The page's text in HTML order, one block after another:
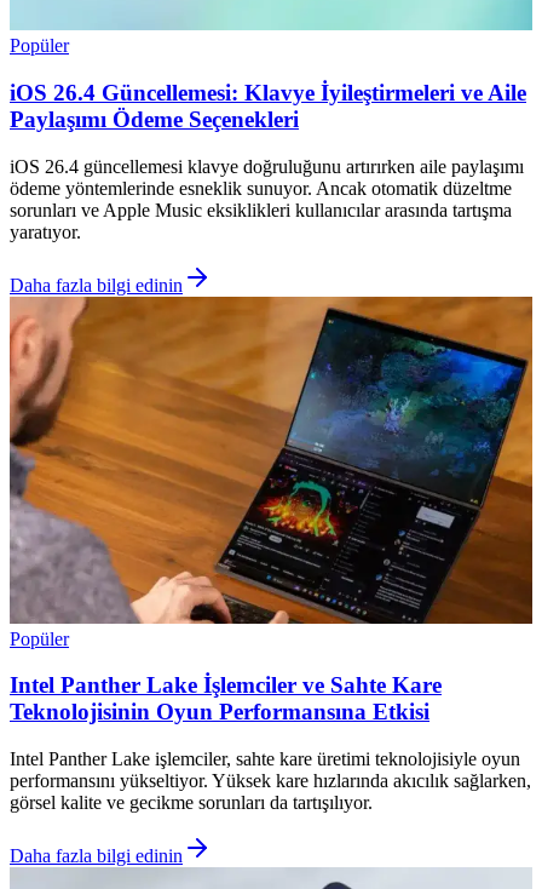
Popüler
iOS 26.4 Güncellemesi: Klavye İyileştirmeleri ve Aile
Paylaşımı Ödeme Seçenekleri
iOS 26.4 güncellemesi klavye doğruluğunu artırırken aile paylaşımı
ödeme yöntemlerinde esneklik sunuyor. Ancak otomatik düzeltme
sorunları ve Apple Music eksiklikleri kullanıcılar arasında tartışma
yaratıyor.
Daha fazla bilgi edinin
Popüler
Intel Panther Lake İşlemciler ve Sahte Kare
Teknolojisinin Oyun Performansına Etkisi
Intel Panther Lake işlemciler, sahte kare üretimi teknolojisiyle oyun
performansını yükseltiyor. Yüksek kare hızlarında akıcılık sağlarken,
görsel kalite ve gecikme sorunları da tartışılıyor.
Daha fazla bilgi edinin